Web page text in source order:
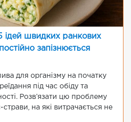
ідей швидких ранкових
запізнюється
для організму на початку
під час обіду та
Розв’язати цю проблему
на які витрачається не